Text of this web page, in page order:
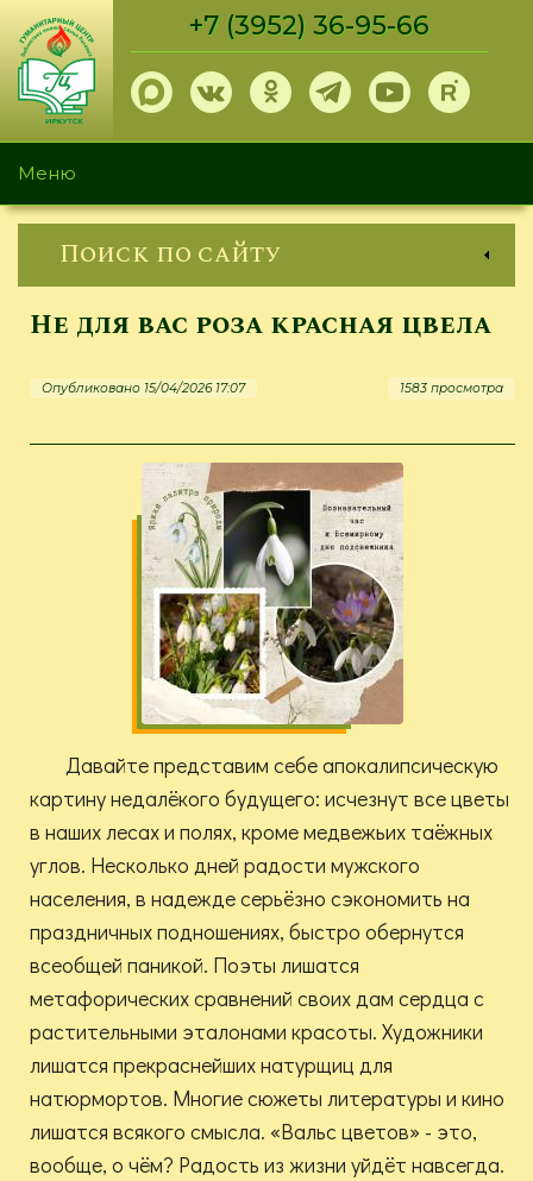
Перейти
основному
содержанию
+7 (3952) 36-95-66
Меню
Поиск по сайту
Не для вас роза красная цвела
Опубликовано 15/04/2026 17:07 1583 просмотра
Давайте представим себе апокалипсическую
картину недалёкого будущего: исчезнут все цветы
в наших лесах и полях, кроме медвежьих таёжных
углов. Несколько дней радости мужского
населения, в надежде серьёзно сэкономить на
праздничных подношениях, быстро обернутся
всеобщей паникой. Поэты лишатся
метафорических сравнений своих дам сердца с
растительными эталонами красоты. Художники
лишатся прекраснейших натурщиц для
натюрмортов. Многие сюжеты литературы и кино
лишатся всякого смысла. «Вальс цветов» - это,
вообще, о чём? Радость из жизни уйдёт навсегда.